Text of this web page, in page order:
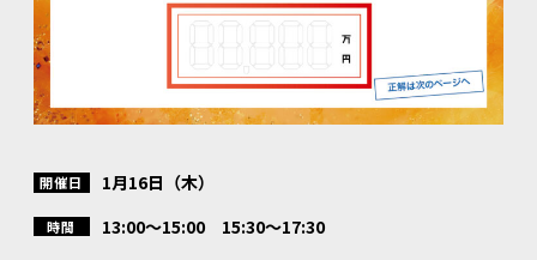
開催日 1月16日（木）
時間 13:00〜15:00 15:30〜17:30